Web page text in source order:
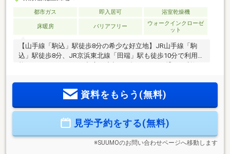
都市ガス 即入居可 浴室乾燥機
床暖房 バリアフリー
ウォークインクローゼ
ット
【山手線「駒込」駅徒歩8分の希少な好立地】JR山手線「駒
込」駅徒歩8分、JR京浜東北線「田端」駅も徒歩10分で利用可
能なマルチアクセス。都心の中枢へダイレクトに繋がる利便
とりのカースペース2台完備】駒込・田端エリアでは大変希少
な、お車を2台駐車できるスペースを確保。セカンドカー用と
目的に活用できます。【建物面積146.14㎡を誇る開放的な大型
邸宅】無駄のない洗練されたデザインと充実の設備をあしら
資料をもらう(無料)
見学予約をする(無料)
※SUUMOのお問い合わせページへ移動します